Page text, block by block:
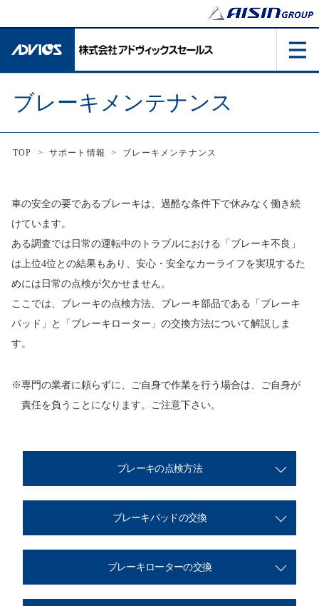
ブレーキメンテナンス
TOP > サポート情報 > ブレーキメンテナンス
車の安全の要であるブレーキは、過酷な条件下で休みなく働き続
けています。
ある調査では日常の運転中のトラブルにおける「ブレーキ不良」
は上位4位との結果もあり、 安心・安全なカーライフを実現するた
めには日常の点検が欠かせません。
ここでは、ブレーキの点検方法、ブレーキ部品である「ブレーキ
パッド」と「ブレーキローター」の交換方法について解説しま
す。
※専門の業者に頼らずに、ご自身で作業を行う場合は、ご自身が
責任を負うことになります。ご注意下さい。
ブレーキの点検方法
ブレーキパッドの交換
ブレーキローターの交換